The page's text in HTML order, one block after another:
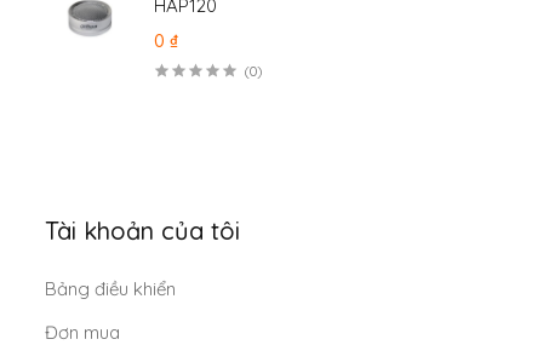
HAP120
0 ₫
(0)
Tài khoản của tôi
Bảng điều khiển
Đơn mua